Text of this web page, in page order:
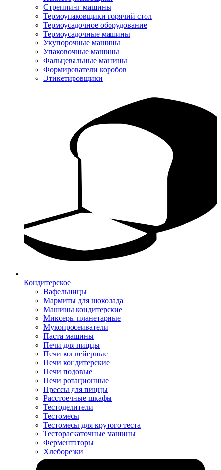
Стреппинг машины
Термоупаковщики горячий стол
Термоусадочное оборудование
Термоусадочные машины
Укупорочные машины
Упаковочные машины
Фальцевальные машины
Формирователи коробов
Этикетировщики
Кондитерское
Вафельницы
Мармиты для шоколада
Машины кондитерские
Миксеры планетарные
Мукопросеиватели
Паста машины
Печи для пиццы
Печи конвейерные
Печи кондитерские
Печи подовые
Печи ротационные
Прессы для пиццы
Расстоечные шкафы
Тестоделители
Тестомесы
Тестомесы для крутого теста
Тестораскаточные машины
Ферментаторы
Хлеборезки